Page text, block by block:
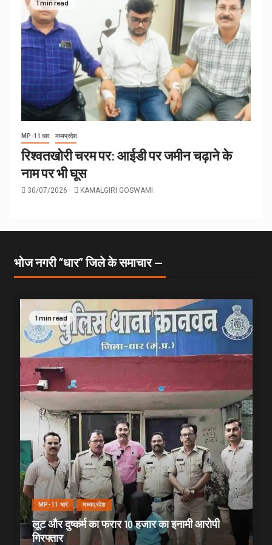
1 min read
MP-11 धार मध्यप्रदेश
रिश्वतखोरी चरम पर: आईडी पर जमीन चढ़ाने के
नाम पर भी घूस
30/07/2026 KAMALGIRI GOSWAMI
भोज नगरी “धार” जिले के समाचार —
1 min read
MP-11 धार मध्यप्रदेश
लूट और दुष्कर्म का फरार 10 हजार का इनामी आरोपी
गिरफ्तार